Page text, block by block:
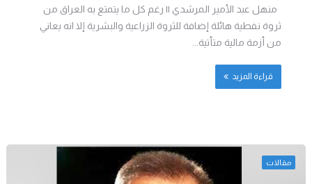
منهل عبد الأمير المرشدي || رغم كل ما يتمتع به العراق من
ثروة نفطية هائلة إضافة للثروة الزراعية والبشرية إلا انه يعاني
من أزمة مالية متأتية...
قراءة المزيد
مقالات